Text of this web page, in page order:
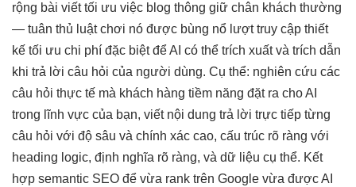
rộng bài viếttối ưu việc blog thông giữ chân khách thường
— tuân thủ luật chơi nó được bùng nổ lượt truy cập thiết
kế tối ưu chi phí đặc biệt để AI có thể trích xuất và trích dẫn
khi trả lời câu hỏi của người dùng. Cụ thể: nghiên cứu các
câu hỏi thực tế mà khách hàng tiềm năng đặt ra cho AI
trong lĩnh vực của bạn, viết nội dung trả lời trực tiếp từng
câu hỏi với độ sâu và chính xác cao, cấu trúc rõ ràng với
heading logic, định nghĩa rõ ràng, và dữ liệu cụ thể. Kết
hợp semantic SEO để vừa rank trên Google vừa được AI